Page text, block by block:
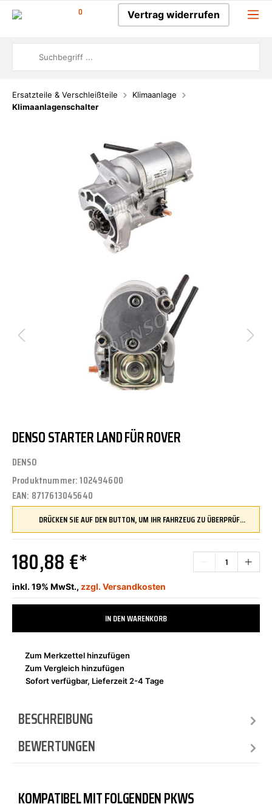
0 Vertrag widerrufen
Ersatzteile & Verschleißteile
Klimaanlage
Klimaanlagenschalter
DENSO STARTER LAND FÜR ROVER
DENSO
Produktnummer:102494600
EAN: 8717613045640
DRÜCKEN SIE AUF DEN BUTTON, UM IHR FAHRZEUG ZU ÜBERPRÜFEN UND SICHERZUSTELLEN, DASS DIESES TEIL KOMPATIBEL IST, BEVOR SIE ES BESTELLEN
180,88 €*
inkl. 19% MwSt., zzgl. Versandkosten
IN DEN WARENKORB
Zum Merkzettel hinzufügen
Zum Vergleich hinzufügen
Sofort verfügbar, Lieferzeit 2-4 Tage
BESCHREIBUNG
BEWERTUNGEN
KOMPATIBEL MIT FOLGENDEN PKWS